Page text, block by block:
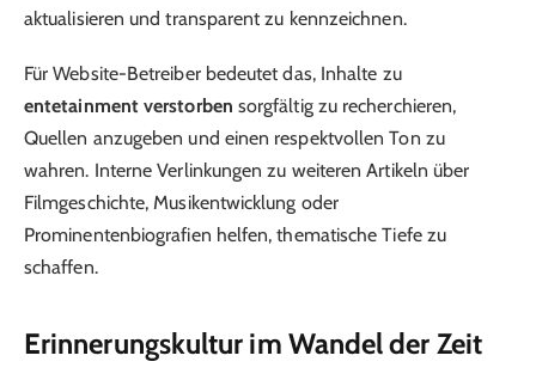
aktualisieren und transparent zu kennzeichnen.
Für Website-Betreiber bedeutet das, Inhalte zu
entetainment verstorben sorgfältig zu recherchieren,
Quellen anzugeben und einen respektvollen Ton zu
wahren. Interne Verlinkungen zu weiteren Artikeln über
Filmgeschichte, Musikentwicklung oder
Prominentenbiografien helfen, thematische Tiefe zu
schaffen.
Erinnerungskultur im Wandel der Zeit